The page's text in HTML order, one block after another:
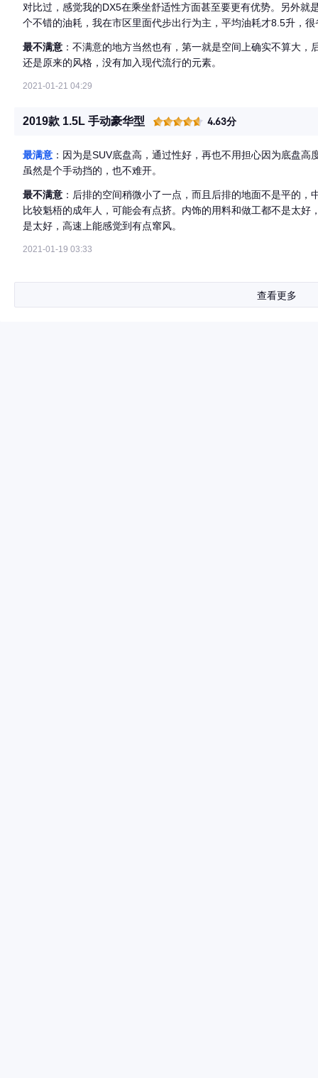
对比过，感觉我的DX5在乘坐舒适性方面甚至要更有优势。另外就
个不错的油耗，我在市区里面代步出行为主，平均油耗才8.5升，很
最不满意 ：不满意的地方当然也有，第一就是空间上确实不算大
还是原来的风格，没有加入现代流行的元素。
2021-01-21 04:29
2019款 1.5L 手动豪华型 4.63分
最满意 ：因为是SUV底盘高，通过性好，再也不用担心因为底盘
虽然是个手动挡的，也不难开。
最不满意 ：后排的空间稍微小了一点，而且后排的地面不是平的
比较魁梧的成年人，可能会有点挤。内饰的用料和做工都不是太
是太好，高速上能感觉到有点窜风。
2021-01-19 03:33
查看更多